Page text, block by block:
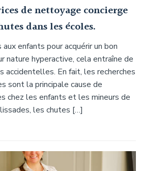
de nettoyage concierge
dans les écoles.
enfants pour acquérir un bon
nature hyperactive, cela entraîne de
accidentelles. En fait, les recherches
sont la principale cause de
chez les enfants et les mineurs de
les chutes […]